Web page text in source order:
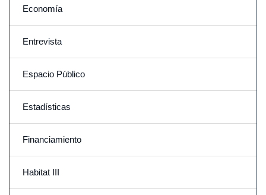
Economía
Entrevista
Espacio Público
Estadísticas
Financiamiento
Habitat III